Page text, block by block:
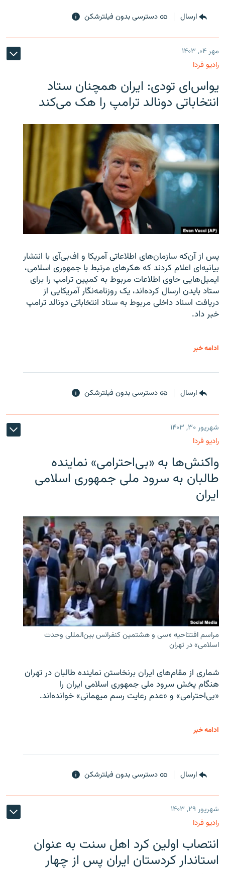
ارسال دسترسی بدون فیلترشکن
مهر ۰۴, ۱۴۰۳
رادیو فردا
یو‌اس‌ای تودی: ایران همچنان ستاد
انتخاباتی دونالد ترامپ را هک می‌کند
پس از آن‌که سازمان‌های اطلاعاتی آمریکا و اف‌بی‌آی با انتشار
بیانیه‌ای اعلام کردند که هکرهای مرتبط با جمهوری اسلامی،
ایمیل‌هایی حاوی اطلاعات مربوط به کمپین ترامپ را برای
ستاد بایدن ارسال کرده‌اند، یک روزنامه‌نگار آمریکایی از
دریافت اسناد داخلی مربوط به ستاد انتخاباتی دونالد ترامپ
خبر داد.
ادامه خبر
ارسال دسترسی بدون فیلترشکن
شهریور ۳۰, ۱۴۰۳
رادیو فردا
واکنش‌ها به «بی‌احترامی» نماینده
طالبان به سرود ملی جمهوری اسلامی
ایران
مراسم افتتاحیه «سی و هشتمین کنفرانس بین‌المللی وحدت
اسلامی» در تهران
شماری از مقام‌های ایران برنخاستن نماینده طالبان در تهران
هنگام پخش سرود ملی جمهوری اسلامی ایران را
«بی‌احترامی» و «عدم رعایت رسم میهمانی» خوانده‌اند.
ادامه خبر
ارسال دسترسی بدون فیلترشکن
شهریور ۲۹, ۱۴۰۳
رادیو فردا
انتصاب اولین کرد اهل سنت به عنوان
استاندار کردستان ایران پس از چهار